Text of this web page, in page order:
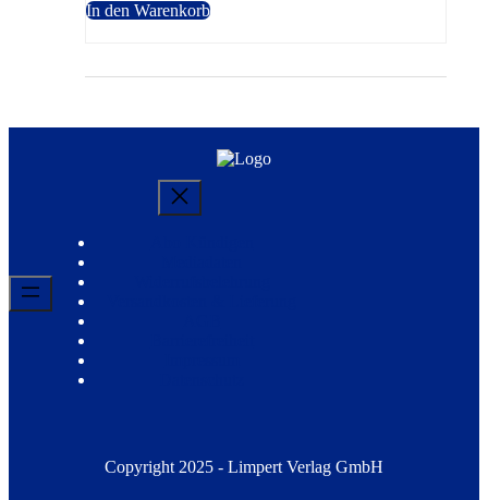
In den Warenkorb
Copyright 2025 - Limpert Verlag GmbH